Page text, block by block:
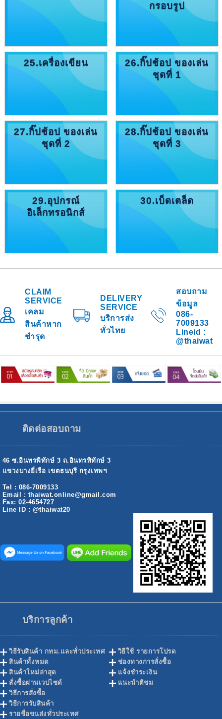
กรอบรูป
25.เครื่องเขียน
26.กิ๊ปช้อป ของเล่น
ชุดที่ 1
27.กิ๊ปช้อป ของเล่น
ชุดที่ 2
28.กิ๊ปช้อป ของเล่น
ชุดที่ 3
29.อุปกรณ์
อิเล็กทรอนิกส์
30.เบ็ดเตล็ด
CLAIM
SERVICE
เคลม
สินค้าหาก
ชำรุด
DELIVERY
SERVICE
บริการส่ง
ทั่วไทย
สอบถาม
ข้อมูล
086-
7009133
Lineid :
@thaiwat
ติดต่อสอบถาม
46 ซ.อินทรพิทักษ์ 3 ถ.อินทรพิทักษ์ 3
แขวงบางยี่เรือ เขตธนบุรี กรุงเทพฯ
Tel : 086-7009133
Email : thaiwat.online@gmail.com
Fax: 02-4654727
Line ID : @thaiwat20
บริการลูกค้า
วิธีรับสินค้า กทม.และทั่วประเทศ
สินค้าทั้งหมด
สินค้าใหม่ล่าสุด
สั่งซื้อผ่านเวปไซด์
วิธีการสั่งซื้อ
วิธีการรับสินค้า
รายชื่อขนส่งทั่วประเทศ
วิธีใช้ รายการโปรด
ช่องทางการสั่งซื้อ
แจ้งชำระเงิน
แนะนำติชม